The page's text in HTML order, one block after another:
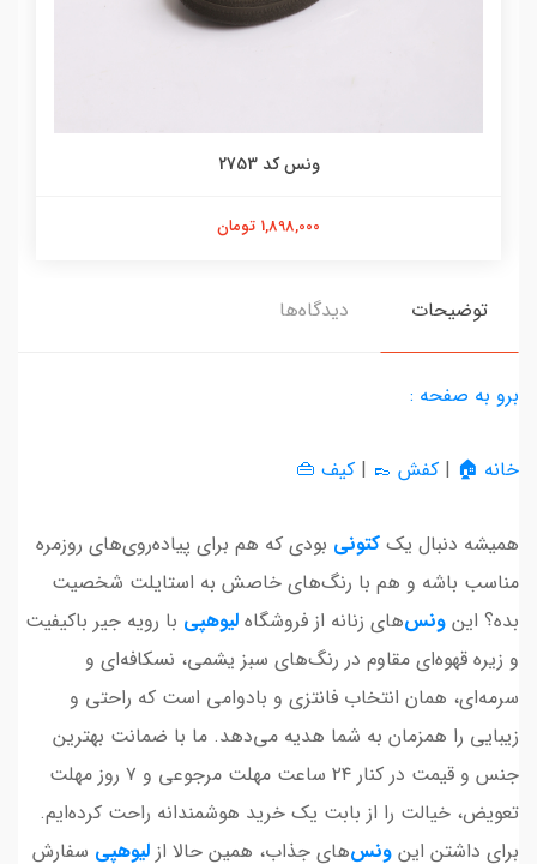
ونس کد 2753
1,898,000 تومان
توضیحات دیدگاه‌ها
برو به صفحه :
خانه 🏠 | کفش 👞 | کیف 👜
همیشه دنبال یک کتونی بودی که هم برای پیاده‌روی‌های روزمره
مناسب باشه و هم با رنگ‌های خاصش به استایلت شخصیت
بده؟ این ونس‌های زنانه از فروشگاه لیوهپی با رویه جیر باکیفیت
و زیره قهوه‌ای مقاوم در رنگ‌های سبز یشمی، نسکافه‌ای و
سرمه‌ای، همان انتخاب فانتزی و بادوامی است که راحتی و
زیبایی را همزمان به شما هدیه می‌دهد. ما با ضمانت بهترین
جنس و قیمت در کنار ۲۴ ساعت مهلت مرجوعی و ۷ روز مهلت
تعویض، خیالت را از بابت یک خرید هوشمندانه راحت کرده‌ایم.
برای داشتن این ونس‌های جذاب، همین حالا از لیوهپی سفارش